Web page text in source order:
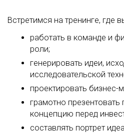
Встретимся на тренинге, где
работать в команде и
роли;
генерировать идеи,
исследовательской
проектировать бизнес-
грамотно
концепцию перед
составлять портрет